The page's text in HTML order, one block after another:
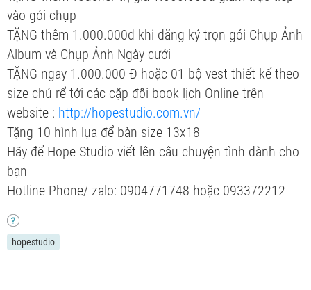
vào gói chụp
TẶNG thêm 1.000.000đ khi đăng ký trọn gói Chụp Ảnh
Album và Chụp Ảnh Ngày cưới
TẶNG ngay 1.000.000 Đ hoặc 01 bộ vest thiết kế theo
size chú rể tới các cặp đôi book lịch Online trên
website : http://hopestudio.com.vn/
Tặng 10 hình lụa để bàn size 13x18
Hãy để Hope Studio viết lên câu chuyện tình dành cho
bạn
Hotline Phone/ zalo: 0904771748 hoặc 093372212
hopestudio